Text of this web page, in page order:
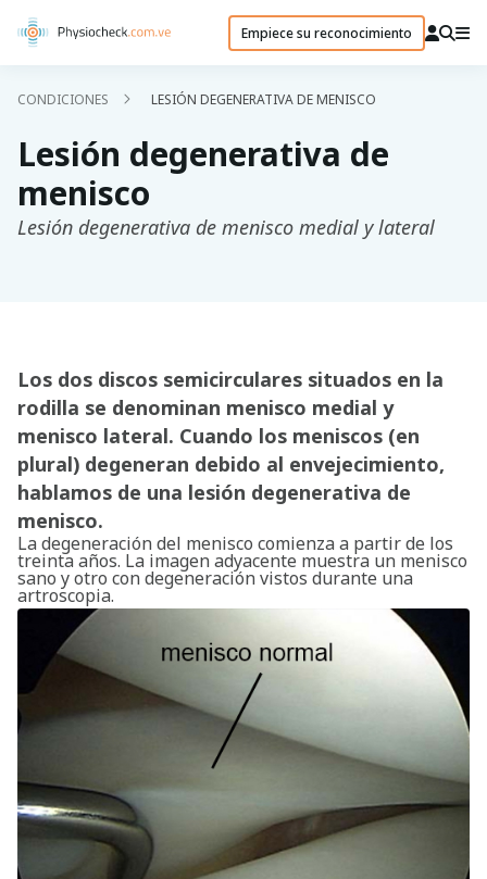
Empiece su reconocimiento
CONDICIONES LESIÓN DEGENERATIVA DE MENISCO
Lesión degenerativa de
menisco
Lesión degenerativa de menisco medial y lateral
Los dos discos semicirculares situados en la
rodilla se denominan menisco medial y
menisco lateral. Cuando los meniscos (en
plural) degeneran debido al envejecimiento,
hablamos de una lesión degenerativa de
menisco.
La degeneración del menisco comienza a partir de los
treinta años. La imagen adyacente muestra un menisco
sano y otro con degeneración vistos durante una
artroscopia.